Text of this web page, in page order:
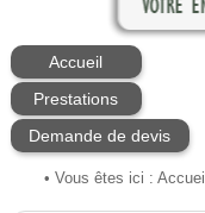
Accueil
Prestations
Demande de devis
• Vous êtes ici : Accueil